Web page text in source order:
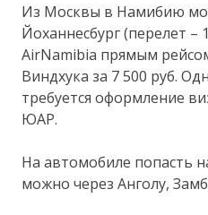
Из Москвы в Намибию
Йоханнесбург (перелет –
AirNamibia прямым
Виндхука за 7 500 руб.
требуется оформление
ЮАР.
На автомобиле попасть
можно через Анголу,